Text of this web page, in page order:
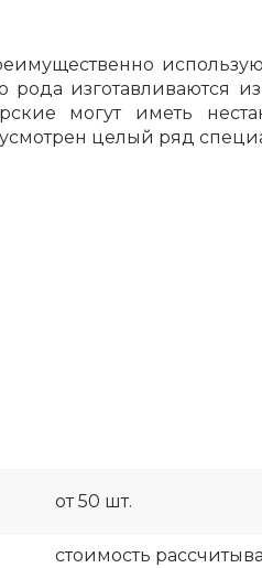
рода
могут иметь
целый ряд
от 50 шт.
стоимость